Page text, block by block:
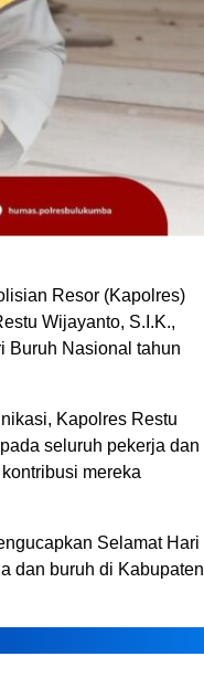
Resor (Kapolres)
Wijayanto, S.I.K.,
Buruh Nasional tahun
Kapolres Restu
seluruh pekerja dan
mereka
Selamat Hari
dan buruh di Kabupaten